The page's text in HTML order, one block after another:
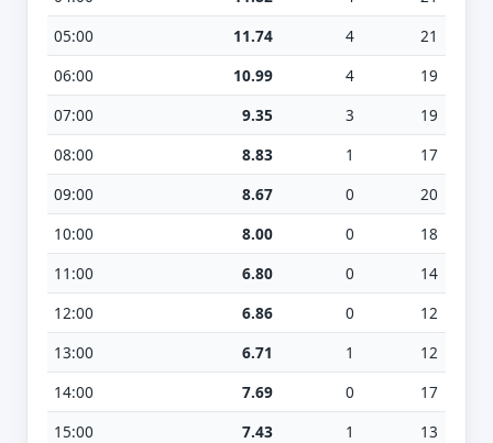
05:00
11.74 4
21
06:00
10.99 4
19
07:00
9.35 3
19
08:00
8.83 1
17
09:00
8.67 0
20
10:00
8.00 0
18
11:00
6.80 0
14
12:00
6.86 0
12
13:00
6.71 1
12
14:00
7.69 0
17
15:00
7.43 1
13